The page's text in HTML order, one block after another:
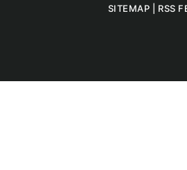
SITEMAP RSS